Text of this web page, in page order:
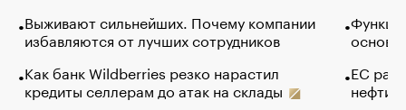
Выживают сильнейших. Почему компании
избавляются от лучших сотрудников
Как банк Wildberries резко нарастил
кредиты селлерам до атак на склады
основ
ЕС
нефти